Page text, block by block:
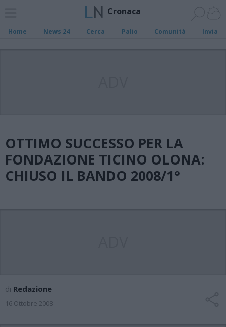
Cronaca
Home News 24 Cerca Palio Comunità Invia
OTTIMO SUCCESSO PER LA
FONDAZIONE TICINO OLONA:
CHIUSO IL BANDO 2008/1°
di Redazione
16 Ottobre 2008